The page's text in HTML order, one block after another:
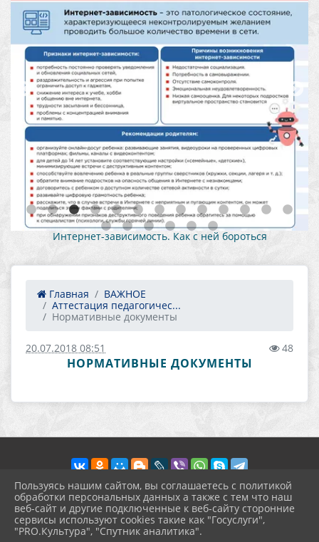
Интернет-зависимость. Как с ней бороться
Главная
ВАЖНОЕ
Аттестация педагогичес...
Нормативные документы
20.07.2018 08:51 48
НОРМАТИВНЫЕ ДОКУМЕНТЫ
2026 г. prohgimnaziya-2.ru
Вход
Карта сайта
Пользуясь нашим сайтом, вы соглашаетесь с политикой
обработки персональных данных а также с тем что наш
веб-сайт и другие подключенные к веб-сайту сторонние
сервисы используют cookies такие как "Госуслуги",
"PRO.Культура", "Спутник аналитика".